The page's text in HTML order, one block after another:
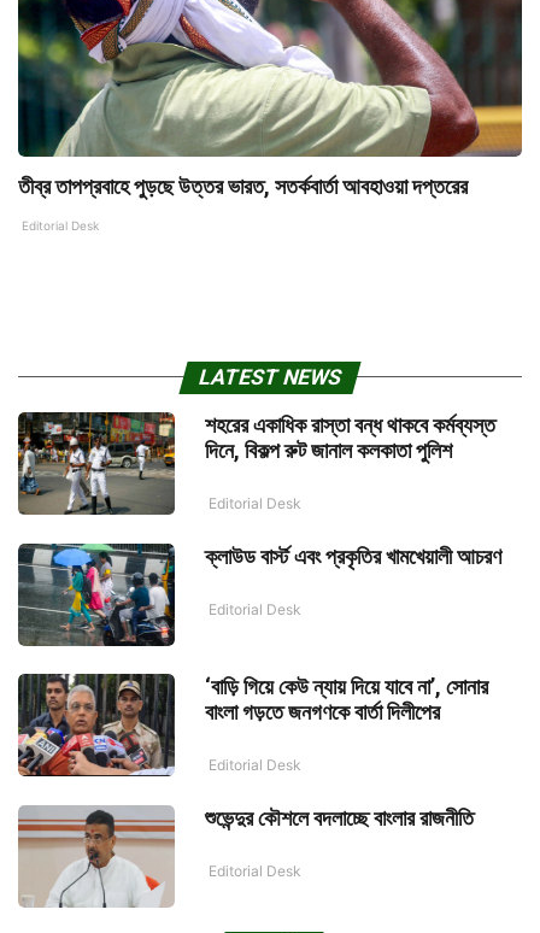
তীব্র তাপপ্রবাহে পুড়ছে উত্তর ভারত, সতর্কবার্তা আবহাওয়া দপ্তরের
Editorial Desk
LATEST NEWS
শহরের একাধিক রাস্তা বন্ধ থাকবে কর্মব্যস্ত
দিনে, বিকল্প রুট জানাল কলকাতা পুলিশ
Editorial Desk
ক্লাউড বার্স্ট এবং প্রকৃতির খামখেয়ালী আচরণ
Editorial Desk
‘বাড়ি গিয়ে কেউ ন্যায় দিয়ে যাবে না’, সোনার
বাংলা গড়তে জনগণকে বার্তা দিলীপের
Editorial Desk
শুভেন্দুর কৌশলে বদলাচ্ছে বাংলার রাজনীতি
Editorial Desk